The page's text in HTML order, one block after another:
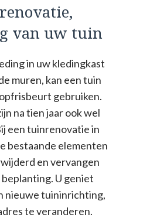
van uw tuin
in uw kledingkast
muren, kan een tuin
gebruiken.
na tien jaar ook wel
een tuinrenovatie in
bestaande elementen
en vervangen
U geniet
nieuwe tuininrichting,
te veranderen.